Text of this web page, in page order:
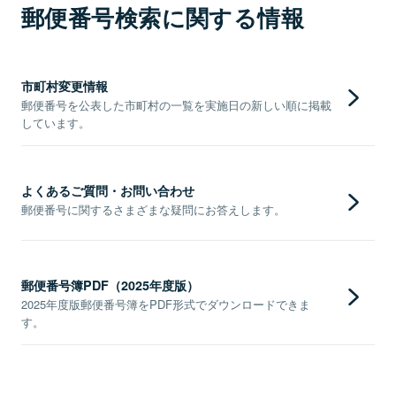
郵便番号検索に関する情報
市町村変更情報
郵便番号を公表した市町村の一覧を実施日の新しい順に掲載
しています。
よくあるご質問・お問い合わせ
郵便番号に関するさまざまな疑問にお答えします。
郵便番号簿PDF（2025年度版）
2025年度版郵便番号簿をPDF形式でダウンロードできま
す。